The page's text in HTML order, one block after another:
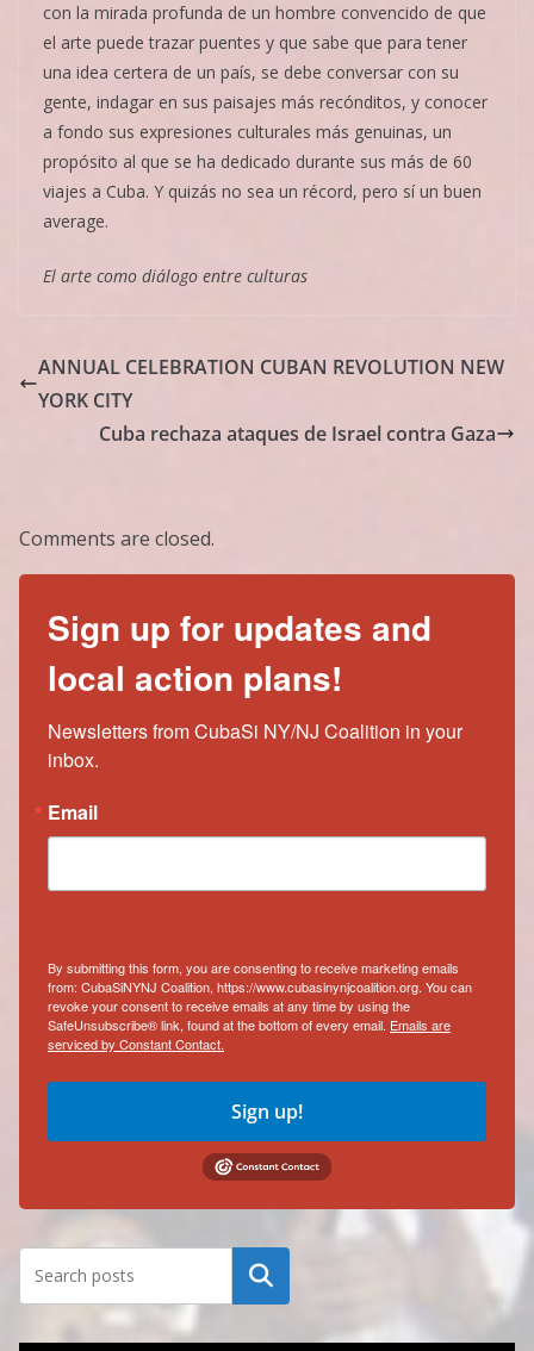
con la mirada profunda de un hombre convencido de que
el arte puede trazar puentes y que sabe que para tener
una idea certera de un país, se debe conversar con su
gente, indagar en sus paisajes más recónditos, y conocer
a fondo sus expresiones culturales más genuinas, un
propósito al que se ha dedicado durante sus más de 60
viajes a Cuba. Y quizás no sea un récord, pero sí un buen
average.
El arte como diálogo entre culturas
ANNUAL CELEBRATION CUBAN REVOLUTION NEW
YORK CITY
Cuba rechaza ataques de Israel contra Gaza
Comments are closed.
Sign up for updates and
local action plans!
Newsletters from CubaSi NY/NJ Coalition in your
inbox.
Email
By submitting this form, you are consenting to receive marketing emails
from: CubaSiNYNJ Coalition, https://www.cubasinynjcoalition.org. You can
revoke your consent to receive emails at any time by using the
SafeUnsubscribe® link, found at the bottom of every email. Emails are
serviced by Constant Contact.
Sign up!
Search